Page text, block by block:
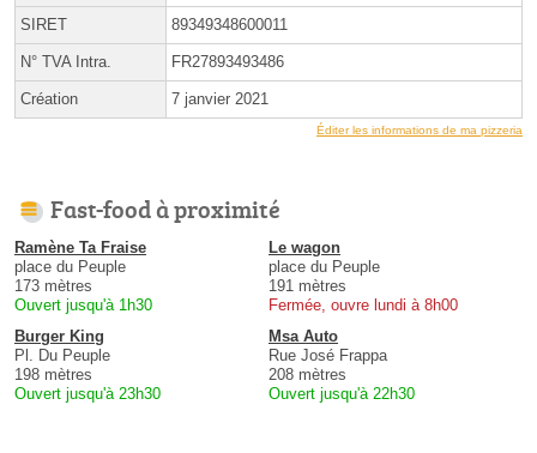
SIRET 89349348600011
N° TVA Intra. FR27893493486
Création 7 janvier 2021
Éditer les informations de ma pizzeria
Fast-food à proximité
Ramène Ta Fraise
place du Peuple
173 mètres
Ouvert jusqu'à 1h30
Le wagon
place du Peuple
191 mètres
Fermée, ouvre lundi à 8h00
Burger King
Pl. Du Peuple
198 mètres
Ouvert jusqu'à 23h30
Msa Auto
Rue José Frappa
208 mètres
Ouvert jusqu'à 22h30